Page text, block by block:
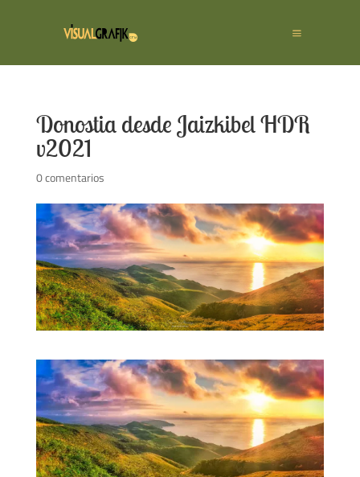
Donostia desde Jaizkibel HDR
v2021
0 comentarios